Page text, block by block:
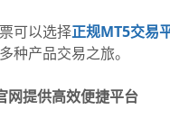
以选择正规MT5交易
种产品交易之旅。
网提供高效便捷平台